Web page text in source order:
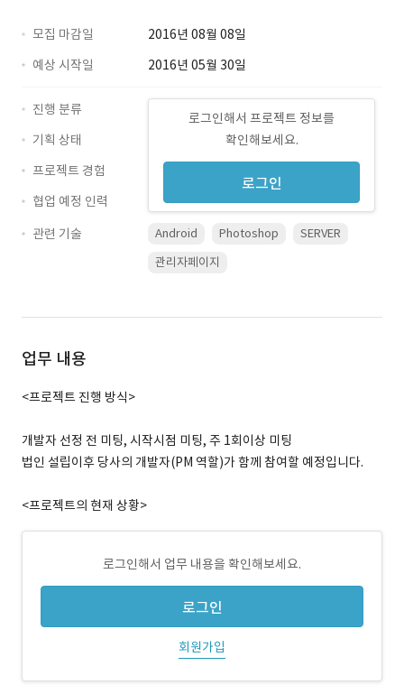
모집 마감일
2016년 08월 08일
예상 시작일
2016년 05월 30일
로그인해서 프로젝트 정보를
확인해보세요.
로그인
진행 분류
기획 상태
프로젝트 경험
협업 예정 인력
관련 기술
Android Photoshop
SERVER
관리자페이지
업무 내용
<프로젝트 진행 방식>
개발자 선정 전 미팅, 시작시점 미팅, 주 1회이상 미팅
법인 설립이후 당사의 개발자(PM 역할)가 함께 참여할 예정입니다.
<프로젝트의 현재 상황>
로그인해서 업무 내용을 확인해보세요.
로그인
회원가입